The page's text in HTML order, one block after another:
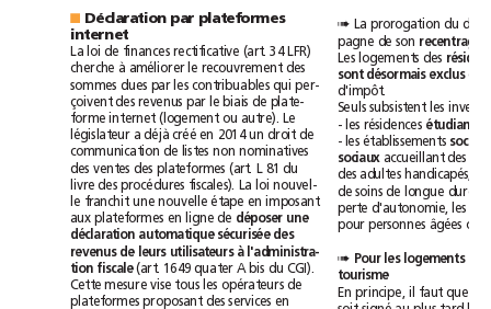
■ Déclaration par
plateformes
internet
La loi de finances rectificative (art. 34 LFR)
cherche à améliorer le recouvrement
des
sommes
dues par les contribuables qui
per-
çoivent
des revenus par le biais de
plate-
forme
internet (logement ou autre).
Le
législateur a déjà créé en 2014 un droit
de
communication
de listes non
nominatives
des
ventes des plateformes (art. L 81
du
livre
des procédures fiscales). La loi
nouvel-
le
franchit une nouvelle étape en
imposant
aux
plateformes en ligne de déposer
une
déclaration
automatique sécurisée
des
revenus
de leurs utilisateurs à
l'administra-
tion
fiscale (art. 1649 quater A bis du
CGI).
Cette
mesure vise tous les opérateurs
de
plateformes
proposant des services
en
➠ La prorogation
du
pagne
de son
Les
logements
des
sont
désormais exclus
d'impôt.
Seuls
subsistent
les
-
les résidences
-
les établissements
sociaux
accueillant
des
des
adultes handicapés,
de
soins de longue
perte
d'autonomie,
les
pour
personnes âgées
➠ Pour les logements
tourisme
En
principe, faut
que